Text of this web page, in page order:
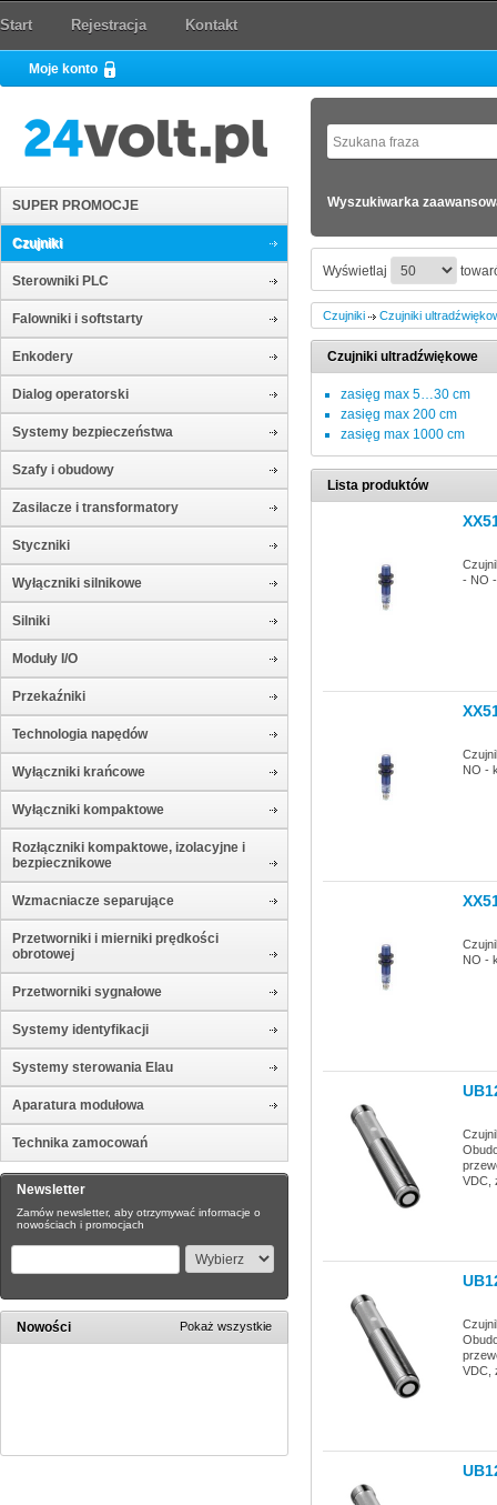
Start Rejestracja Kontakt
Moje konto
SUPER PROMOCJE
Czujniki
Sterowniki PLC
Falowniki i softstarty
Enkodery
Dialog operatorski
Systemy bezpieczeństwa
Szafy i obudowy
Zasilacze i transformatory
Styczniki
Wyłączniki silnikowe
Silniki
Moduły I/O
Przekaźniki
Technologia napędów
Wyłączniki krańcowe
Wyłączniki kompaktowe
Rozłączniki kompaktowe, izolacyjne i
bezpiecznikowe
Wzmacniacze separujące
Przetworniki i mierniki prędkości
obrotowej
Przetworniki sygnałowe
Systemy identyfikacji
Systemy sterowania Elau
Aparatura modułowa
Technika zamocowań
Newsletter
Zamów newsletter, aby otrzymywać informacje o
nowościach i promocjach
Nowości Pokaż wszystkie
Wyszukiwarka
Wyświetlaj
Czujniki Czujniki
Czujniki ultradźwiękowe
zasięg max 5…30 cm
zasięg max 200 cm
zasięg max 1000 cm
Lista produktów
- NO
NO -
NO -
VDC,
VDC,